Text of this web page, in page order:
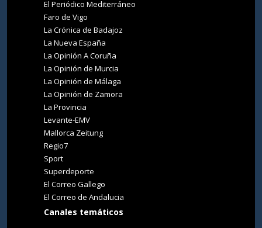
El Periódico Mediterráneo
Faro de Vigo
La Crónica de Badajoz
La Nueva España
La Opinión A Coruña
La Opinión de Murcia
La Opinión de Málaga
La Opinión de Zamora
La Provincia
Levante-EMV
Mallorca Zeitung
Regio7
Sport
Superdeporte
El Correo Gallego
El Correo de Andalucia
Canales temáticos